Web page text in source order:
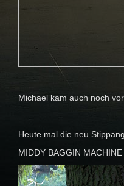
Michael kam auch noch
Heute mal die neu
MIDDY BAGGIN MACHINE